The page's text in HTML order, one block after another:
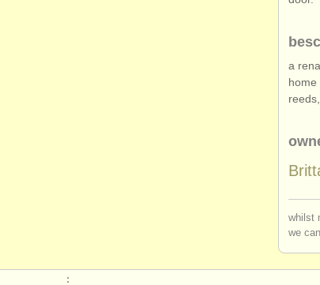
a
home
whilst
we
: